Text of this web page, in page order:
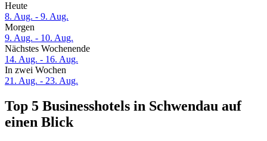
Heute
8. Aug. - 9. Aug.
Morgen
9. Aug. - 10. Aug.
Nächstes Wochenende
14. Aug. - 16. Aug.
In zwei Wochen
21. Aug. - 23. Aug.
Top 5 Businesshotels in Schwendau auf
einen Blick